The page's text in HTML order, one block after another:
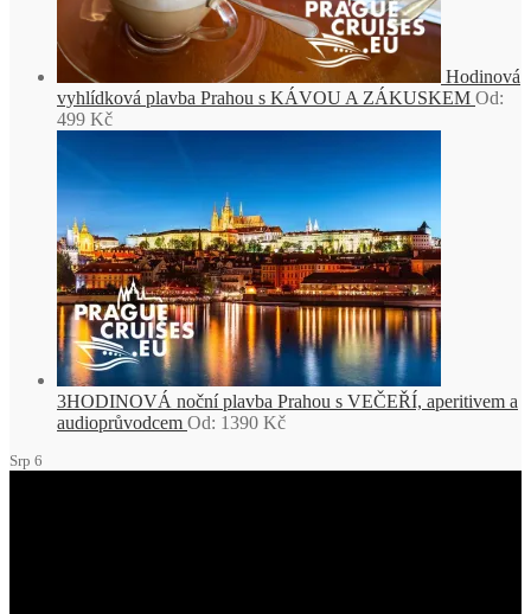
Hodinová
vyhlídková plavba Prahou s KÁVOU A ZÁKUSKEM Od:
499 Kč
3HODINOVÁ noční plavba Prahou s VEČEŘÍ, aperitivem a
audioprůvodcem Od: 1390 Kč
Srp 6